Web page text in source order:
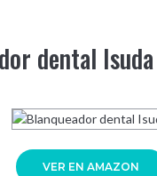
dental Isuda
VER EN AMAZON